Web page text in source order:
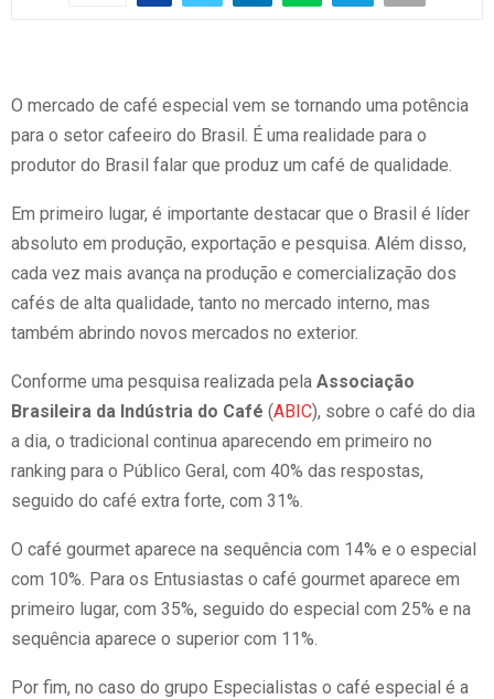
O mercado de café especial vem se tornando uma potência
para o setor cafeeiro do Brasil. É uma realidade para o
produtor do Brasil falar que produz um café de qualidade.
Em primeiro lugar, é importante destacar que o Brasil é líder
absoluto em produção, exportação e pesquisa. Além disso,
cada vez mais avança na produção e comercialização dos
cafés de alta qualidade, tanto no mercado interno, mas
também abrindo novos mercados no exterior.
Conforme uma pesquisa realizada pela Associação
Brasileira da Indústria do Café (ABIC), sobre o café do dia
a dia, o tradicional continua aparecendo em primeiro no
ranking para o Público Geral, com 40% das respostas,
seguido do café extra forte, com 31%.
O café gourmet aparece na sequência com 14% e o especial
com 10%. Para os Entusiastas o café gourmet aparece em
primeiro lugar, com 35%, seguido do especial com 25% e na
sequência aparece o superior com 11%.
Por fim, no caso do grupo Especialistas o café especial é a